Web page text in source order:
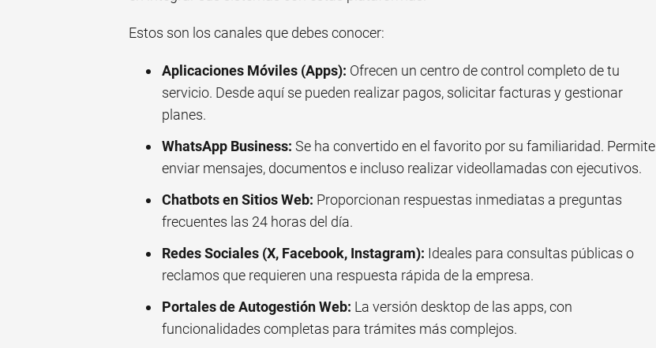
Estos son los canales que debes conocer:
Aplicaciones Móviles (Apps): Ofrecen un centro de control completo de tu
servicio. Desde aquí se pueden realizar pagos, solicitar facturas y gestionar
planes.
WhatsApp Business: Se ha convertido en el favorito por su familiaridad. Permite
enviar mensajes, documentos e incluso realizar videollamadas con ejecutivos.
Chatbots en Sitios Web: Proporcionan respuestas inmediatas a preguntas
frecuentes las 24 horas del día.
Redes Sociales (X, Facebook, Instagram): Ideales para consultas públicas o
reclamos que requieren una respuesta rápida de la empresa.
Portales de Autogestión Web: La versión desktop de las apps, con
funcionalidades completas para trámites más complejos.